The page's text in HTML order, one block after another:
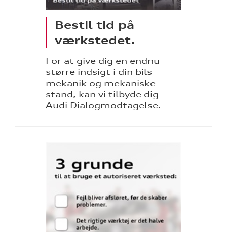
Bestil tid på
værkstedet.
For at give dig en endnu
større indsigt i din bils
mekanik og mekaniske
stand, kan vi tilbyde dig
Audi Dialogmodtagelse.